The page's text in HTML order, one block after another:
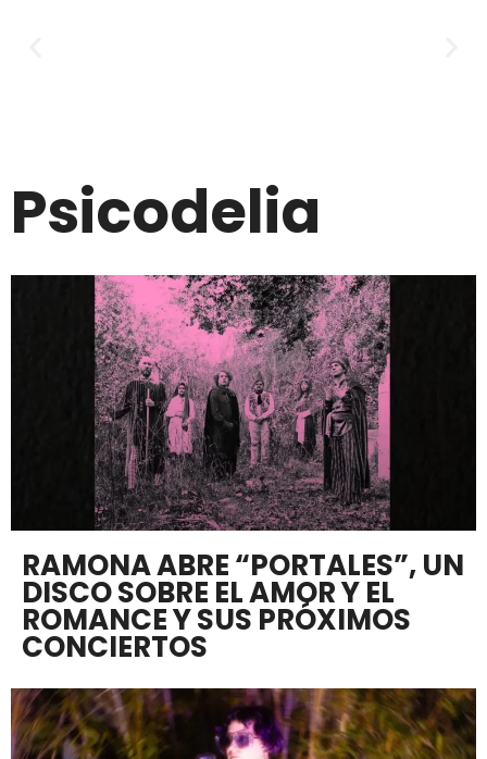
Psicodelia
RAMONA ABRE “PORTALES”, UN
DISCO SOBRE EL AMOR Y EL
ROMANCE Y SUS PRÓXIMOS
CONCIERTOS